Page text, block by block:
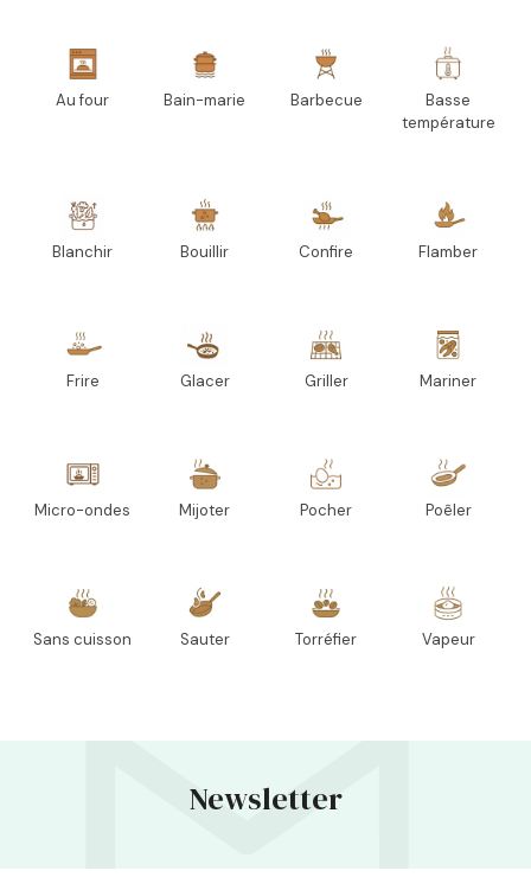
Au four Bain-marie Barbecue
Basse
température
Blanchir Bouillir Confire Flamber
Frire Glacer Griller Mariner
Micro-ondes Mijoter Pocher Poêler
Sans cuisson Sauter Torréfier Vapeur
Newsletter